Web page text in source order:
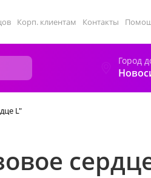
Корп. клиентам Контакты
Город
L"